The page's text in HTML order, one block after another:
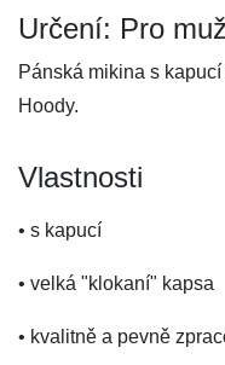
Určení: Pro
Pánská mikina s
Hoody.
Vlastnosti
• s kapucí
• velká "klokaní" kapsa
• kvalitně a pevně